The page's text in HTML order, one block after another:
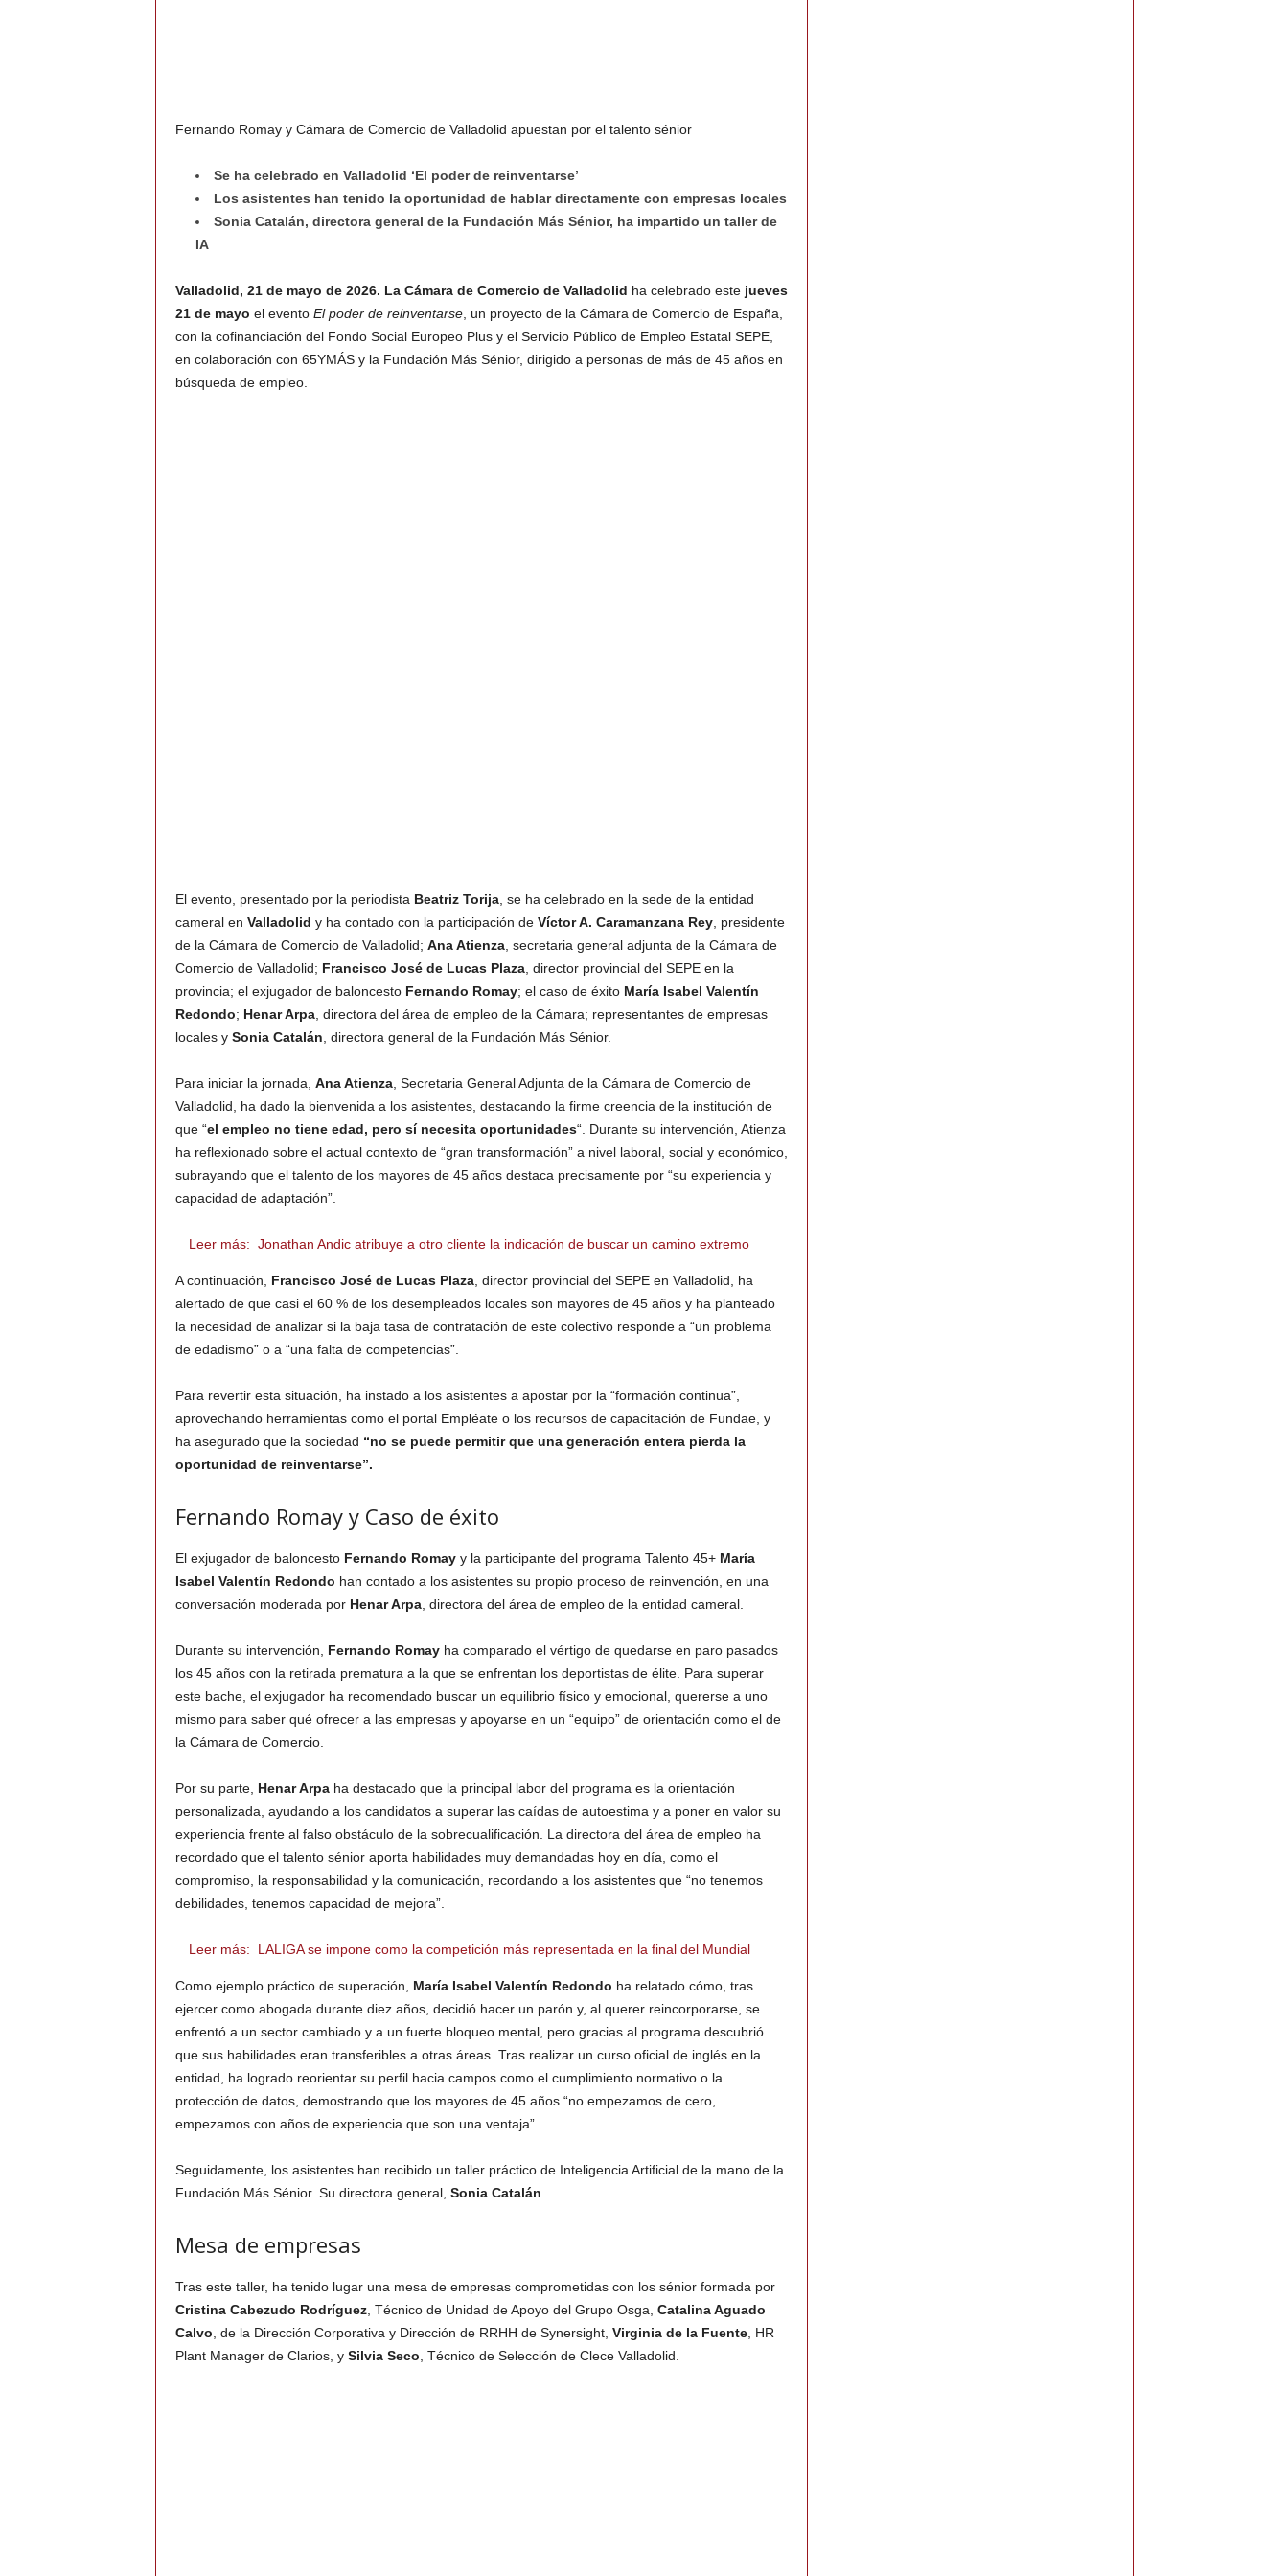
Fernando Romay y Cámara de Comercio de Valladolid apuestan por el talento sénior
Se ha celebrado en Valladolid ‘El poder de reinventarse’
Los asistentes han tenido la oportunidad de hablar directamente con empresas locales
Sonia Catalán, directora general de la Fundación Más Sénior, ha impartido un taller de
IA
Valladolid, 21 de mayo de 2026. La Cámara de Comercio de Valladolid ha celebrado este jueves
21 de mayo el evento El poder de reinventarse, un proyecto de la Cámara de Comercio de España,
con la cofinanciación del Fondo Social Europeo Plus y el Servicio Público de Empleo Estatal SEPE,
en colaboración con 65YMÁS y la Fundación Más Sénior, dirigido a personas de más de 45 años en
búsqueda de empleo.
El evento, presentado por la periodista Beatriz Torija, se ha celebrado en la sede de la entidad
cameral en Valladolid y ha contado con la participación de Víctor A. Caramanzana Rey, presidente
de la Cámara de Comercio de Valladolid; Ana Atienza, secretaria general adjunta de la Cámara de
Comercio de Valladolid; Francisco José de Lucas Plaza, director provincial del SEPE en la
provincia; el exjugador de baloncesto Fernando Romay; el caso de éxito María Isabel Valentín
Redondo; Henar Arpa, directora del área de empleo de la Cámara; representantes de empresas
locales y Sonia Catalán, directora general de la Fundación Más Sénior.
Para iniciar la jornada, Ana Atienza, Secretaria General Adjunta de la Cámara de Comercio de
Valladolid, ha dado la bienvenida a los asistentes, destacando la firme creencia de la institución de
que “el empleo no tiene edad, pero sí necesita oportunidades“. Durante su intervención, Atienza
ha reflexionado sobre el actual contexto de “gran transformación” a nivel laboral, social y económico,
subrayando que el talento de los mayores de 45 años destaca precisamente por “su experiencia y
capacidad de adaptación”.
Leer más: Jonathan Andic atribuye a otro cliente la indicación de buscar un camino extremo
A continuación, Francisco José de Lucas Plaza, director provincial del SEPE en Valladolid, ha
alertado de que casi el 60 % de los desempleados locales son mayores de 45 años y ha planteado
la necesidad de analizar si la baja tasa de contratación de este colectivo responde a “un problema
de edadismo” o a “una falta de competencias”.
Para revertir esta situación, ha instado a los asistentes a apostar por la “formación continua”,
aprovechando herramientas como el portal Empléate o los recursos de capacitación de Fundae, y
ha asegurado que la sociedad “no se puede permitir que una generación entera pierda la
oportunidad de reinventarse”.
Fernando Romay y Caso de éxito
El exjugador de baloncesto Fernando Romayy la participante del programa Talento 45+ María
Isabel Valentín Redondo han contado a los asistentes su propio proceso de reinvención, en una
conversación moderada por Henar Arpa, directora del área de empleo de la entidad cameral.
Durante su intervención, Fernando Romayha comparado el vértigo de quedarse en paro pasados
los 45 años con la retirada prematura a la que se enfrentan los deportistas de élite. Para superar
este bache, el exjugador ha recomendado buscar un equilibrio físico y emocional, quererse a uno
mismo para saber qué ofrecer a las empresas y apoyarse en un “equipo” de orientación como el de
la Cámara de Comercio.
Por su parte, Henar Arpaha destacado que la principal labor del programa es la orientación
personalizada, ayudando a los candidatos a superar las caídas de autoestima y a poner en valor su
experiencia frente al falso obstáculo de la sobrecualificación. La directora del área de empleo ha
recordado que el talento sénior aporta habilidades muy demandadas hoy en día, como el
compromiso, la responsabilidad y la comunicación, recordando a los asistentes que “no tenemos
debilidades, tenemos capacidad de mejora”.
Leer más: LALIGA se impone como la competición más representada en la final del Mundial
Como ejemplo práctico de superación, María Isabel Valentín Redondo ha relatado cómo, tras
ejercer como abogada durante diez años, decidió hacer un parón y, al querer reincorporarse, se
enfrentó a un sector cambiado y a un fuerte bloqueo mental, pero gracias al programa descubrió
que sus habilidades eran transferibles a otras áreas. Tras realizar un curso oficial de inglés en la
entidad, ha logrado reorientar su perfil hacia campos como el cumplimiento normativo o la
protección de datos, demostrando que los mayores de 45 años “no empezamos de cero,
empezamos con años de experiencia que son una ventaja”.
Seguidamente, los asistentes han recibido un taller práctico de Inteligencia Artificial de la mano de la
Fundación Más Sénior. Su directora general, Sonia Catalán.
Mesa de empresas
Tras este taller, ha tenido lugar una mesa de empresas comprometidas con los sénior formada por
Cristina Cabezudo Rodríguez, Técnico de Unidad de Apoyo del Grupo Osga, Catalina Aguado
Calvo, de la Dirección Corporativa y Dirección de RRHH de Synersight, Virginia de la Fuente, HR
Plant Manager de Clarios, y Silvia Seco, Técnico de Selección de Clece Valladolid.